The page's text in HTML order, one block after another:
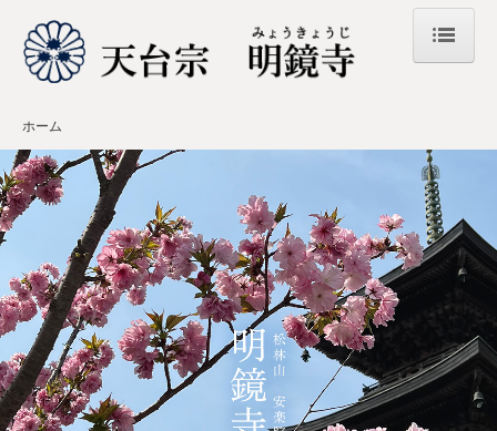
ホーム
明鏡寺について
主な年中行事
境内のご案内
法要・法事
斎場-法要・仏事-
墓地・納骨堂
樹木葬
ホーム